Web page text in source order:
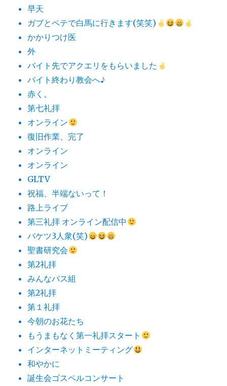
早天
ガブとペテで白馬に行きます(笑笑)
かかりつけ医
外
バイト先でアクエリをもらいました
バイト終わり教会へ♪
赤く。
第七礼拝
オンライン
復旧作業、完了
オンライン
オンライン
GLTV
祝福、半端ないって！
路上ライブ
第三礼拝 オンライン配信中
バケツ3人衆(笑)
聖書研究会
第2礼拝
みんなバス組
第2礼拝
第１礼拝
今朝のお花たち
もうまもなく第一礼拝スタート
インターネットミーティング
和やかに
誕生会ゴスペルコンサート